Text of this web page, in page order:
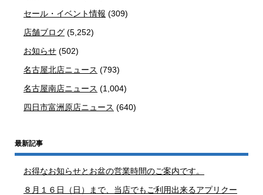
セール・イベント情報 (309)
店舗ブログ (5,252)
お知らせ (502)
名古屋北店ニュース (793)
名古屋南店ニュース (1,004)
四日市富洲原店ニュース (640)
最新記事
お得なお知らせとお盆の営業時間のご案内です。
８月１６日（日）まで、当店でもご利用出来るアプリクー